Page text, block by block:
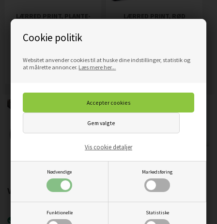
Cookie politik
Websitet anvender cookies til at huske dine indstillinger, statistik og
at målrette annoncer. Læs mere her...
Nødvendige Markedsføring
Funktionelle Statistiske
Vis cookie detaljer
LÆRRED PRINT, PLANTE-
Mere info
LÆRRED PRINT, RØD
Vigtigste produktegenskaber:
Nyeste printteknologi